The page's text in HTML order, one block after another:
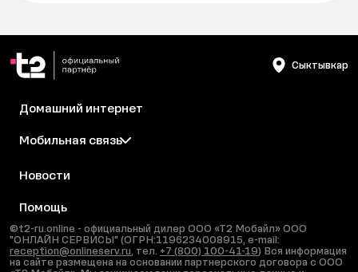
Сыктывкар
Домашний интернет
Мобильная связь
Новости
Помощь
©t2-ru.online - официальный дилер ООО «Т2 Мобайл» ООО
"ОНЛАЙН СЕРВИСЫ" (ОГРН:1196234008915, e-mail:
reception@onlineserv.ru, тел. +7 (800) 100-41-19) Вся информация
на сайте размещена на основании партнерского договора с ООО